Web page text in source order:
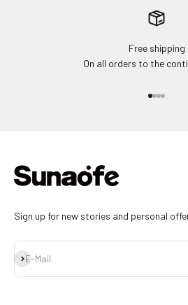
Free shipping
On all orders to the
Sign up for new stories and personal
E-Mail
Abonnieren